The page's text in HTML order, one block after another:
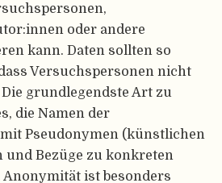
oder andere
kann. Daten sollten so
Versuchspersonen nicht
grundlegendste Art zu
die Namen der
Pseudonymen (künstlichen
und Bezüge zu konkreten
ist besonders